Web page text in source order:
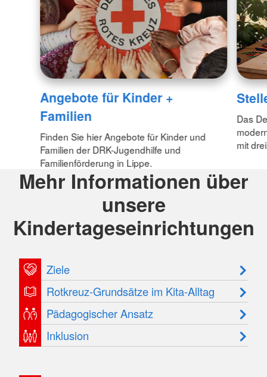
Angebote für Kinder +
Familien
Finden Sie hier Angebote für Kinder und
Familien der DRK-Jugendhilfe und
Familienförderung in Lippe.
Das
mit
Mehr Informationen über
unsere
Kindertageseinrichtungen
Ziele
Rotkreuz-Grundsätze im Kita-Alltag
Pädagogischer Ansatz
Inklusion